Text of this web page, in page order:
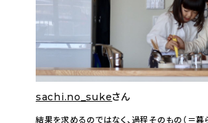
sachi.no_sukeさん
結果を求めるのではなく、過程そのもの（＝暮